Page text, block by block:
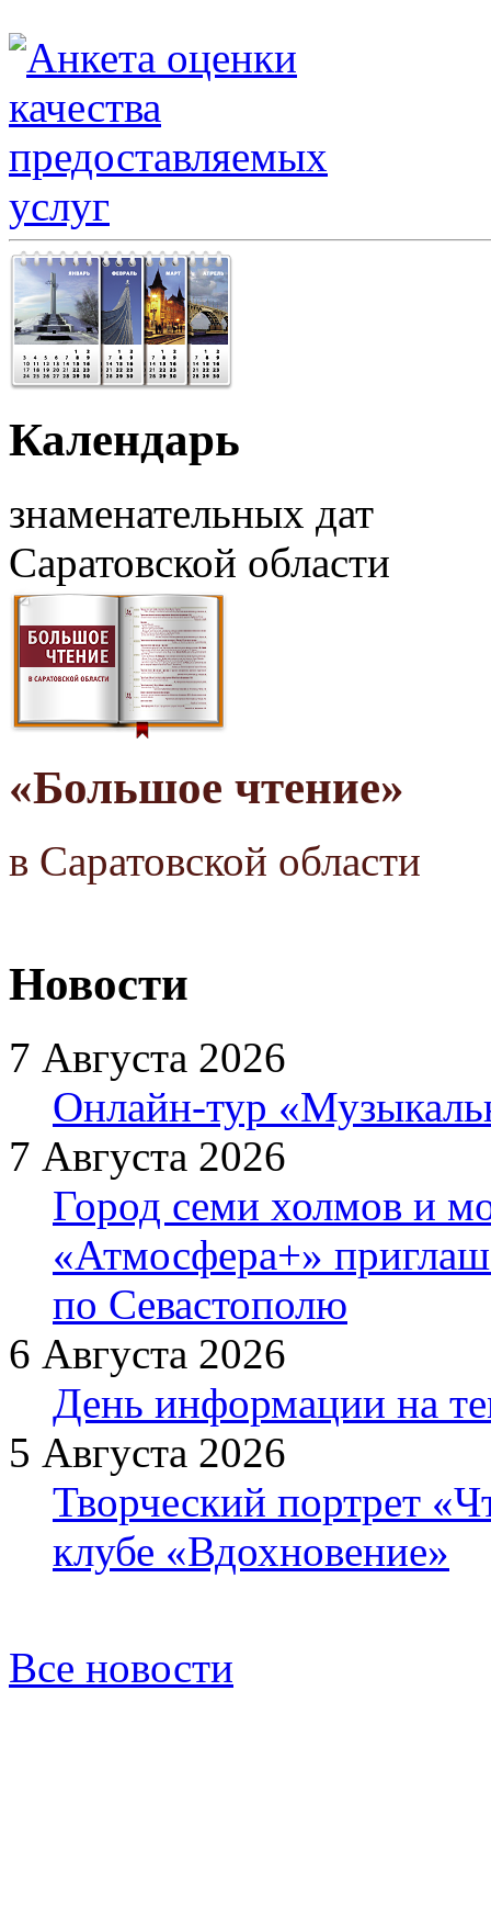
Календарь
знаменательных дат
Саратовской области
«Большое чтение»
в Саратовской области
Новости
7 Августа 2026
Онлайн-тур
7 Августа 2026
Город семи холмов и
«Атмосфера+»
по Севастополю
6 Августа 2026
День информации на
5 Августа 2026
Творческий портрет
клубе «Вдохновение»
Все новости